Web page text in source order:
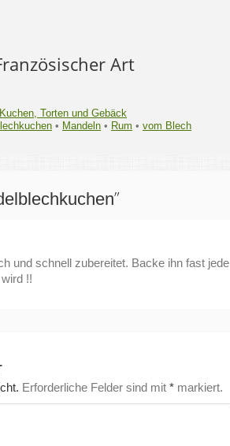
Art
Kuchen, Torten und Gebäck
• Mandeln • Rum • vom Blech
”
und schnell zubereitet. Backe ihn fast jede
!!
Erforderliche Felder sind mit * markiert.